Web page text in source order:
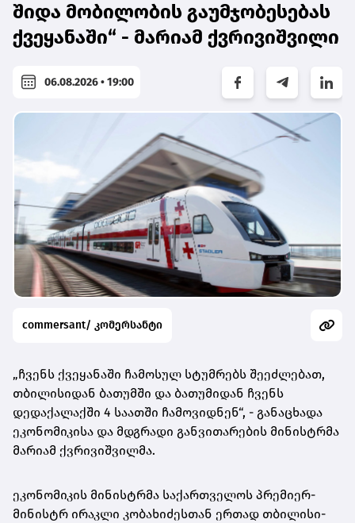
შიდა მობილობის გაუმჯობესებას
ქვეყანაში“ - მარიამ ქვრივიშვილი
06.08.2026 • 19:00
commersant/ კომერსანტი
„ჩვენს ქვეყანაში ჩამოსულ სტუმრებს შეეძლებათ,
თბილისიდან ბათუმში და ბათუმიდან ჩვენს
დედაქალაქში 4 საათში ჩამოვიდნენ“, - განაცხადა
ეკონომიკისა და მდგრადი განვითარების მინისტრმა
მარიამ ქვრივიშვილმა.
ეკონომიკის მინისტრმა საქართველოს პრემიერ-
მინისტრ ირაკლი კობახიძესთან ერთად თბილისი-